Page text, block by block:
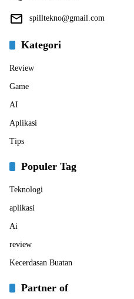
spilltekno@gmail.com
Kategori
Review
Game
AI
Aplikasi
Tips
Populer Tag
Teknologi
aplikasi
Ai
review
Kecerdasan Buatan
Partner of